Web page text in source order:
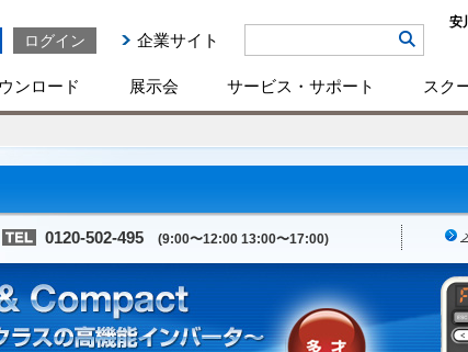
ログイン 企業サイト
安
ンロード 展示会 サービス・サポート スク
0120-502-495 (9:00〜12:00 13:00〜17:00)